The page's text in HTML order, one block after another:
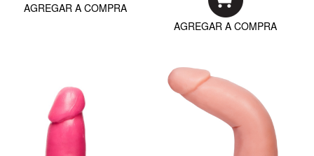
AGREGAR A COMPRA
AGREGAR A COMPRA